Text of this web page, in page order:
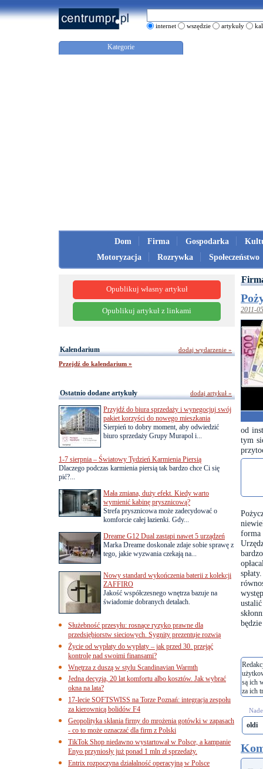
internet wszędzie artykuły
Kategorie
Dom Firma Gospodarka
Motoryzacja
Rozrywka Społeczeństwo
2011-
od
tym
forma
są ich
za ich
oldi
Opublikuj własny artykuł
Opublikuj artykuł z linkami
Kalendarium
Przejdź do kalendarium »
dodaj wydarzenie »
Ostatnio dodane artykuły
Przyjdź do biura sprzedaży i wynegocjuj swój
pakiet korzyści do nowego mieszkania
Sierpień to dobry moment, aby odwiedzić
biuro sprzedaży Grupy Murapol i...
1-7 sierpnia – Światowy Tydzień Karmienia Piersią
Dlaczego podczas karmienia piersią tak bardzo chce Ci się
pić?...
Mała zmiana, duży efekt. Kiedy warto
wymienić kabinę prysznicową?
Strefa prysznicowa może zadecydować o
komforcie całej łazienki. Gdy...
Dreame G12 Dual zastąpi nawet 5 urządzeń
Marka Dreame doskonale zdaje sobie sprawę z
tego, jakie wyzwania czekają na...
Nowy standard wykończenia baterii z kolekcji
ZAFFIRO
Jakość współczesnego wnętrza bazuje na
świadomie dobranych detalach.
Służebność przesyłu: rosnące ryzyko prawne dla
przedsiębiorstw sieciowych. Sygnity prezentuje rozwią
Życie od wypłaty do wypłaty – jak przed 30. przejąć
kontrolę nad swoimi finansami?
Wnętrza z duszą w stylu Scandinavian Warmth
Jedna decyzja, 20 lat komfortu albo kosztów. Jak wybrać
okna na lata?
17-lecie SOFTSWISS na Torze Poznań: integracja zespołu
za kierownicą bolidów F4
Geopolityka skłania firmy do mrożenia gotówki w zapasach
- co to może oznaczać dla firm z Polski
TikTok Shop niedawno wystartował w Polsce, a kampanie
Enyo przyniosły już ponad 1 mln zł sprzedaży.
Entrix rozpoczyna działalność operacyjną w Polsce
dodaj artykuł »